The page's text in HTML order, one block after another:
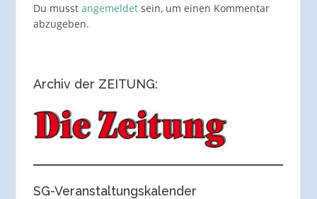
Du musst angemeldetsein, um einen Kommentar
abzugeben.
Archiv der ZEITUNG:
SG-Veranstaltungskalender